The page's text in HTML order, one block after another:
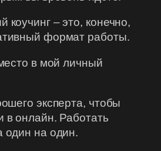
коучинг – это, конечно,
формат работы.
в мой личный
эксперта, чтобы
в онлайн. Работать
один на один.